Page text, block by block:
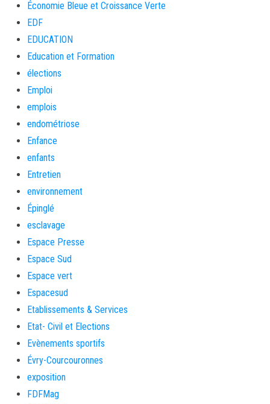
Économie Bleue et Croissance Verte
EDF
EDUCATION
Education et Formation
élections
Emploi
emplois
endométriose
Enfance
enfants
Entretien
environnement
Épinglé
esclavage
Espace Presse
Espace Sud
Espace vert
Espacesud
Etablissements & Services
Etat- Civil et Elections
Evènements sportifs
Évry-Courcouronnes
exposition
FDFMag